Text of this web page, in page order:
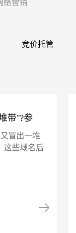
络营销
竞价托管
带"?参
冒出一堆
这些域名后
（如百